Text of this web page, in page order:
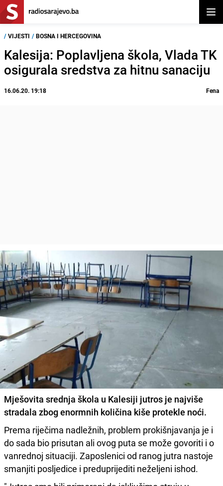
/ VIJESTI / BOSNA I HERCEGOVINA
Kalesija: Poplavljena škola, Vlada TK
osigurala sredstva za hitnu sanaciju
16.06.20. 19:18 Fena
Mješovita srednja škola u Kalesiji jutros je najviše
stradala zbog enormnih količina kiše protekle noći.
Prema riječima nadležnih, problem prokišnjavanja je i
do sada bio prisutan ali ovog puta se može govoriti i o
vanrednoj situaciji. Zaposlenici od ranog jutra nastoje
smanjiti posljedice i preduprijediti neželjeni ishod.